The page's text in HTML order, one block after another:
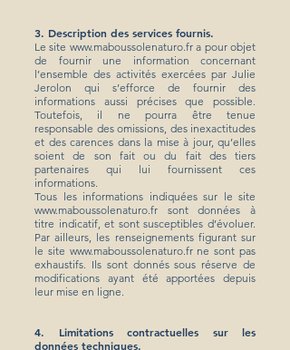
3. Description des services fournis.
Le site www.maboussolenaturo.fra pour objet
de fournir une information concernant
l’ensemble des activités exercées par Julie
Jerolon qui s’efforce de fournir des
informations aussi précises que possible.
Toutefois, il ne pourra être tenue
responsable des omissions, des inexactitudes
et des carences dans la mise à jour, qu’elles
soient de son fait ou du fait des tiers
partenaires qui lui fournissent ces
informations.
Tous les informations indiquées sur le site
www.maboussolenaturo.fr sont données à
titre indicatif, et sont susceptibles d’évoluer.
Par ailleurs, les renseignements figurant sur
le site www.maboussolenaturo.frne sont pas
exhaustifs. Ils sont donnés sous réserve de
modifications ayant été apportées depuis
leur mise en ligne.
4. Limitations contractuelles sur les
données techniques.